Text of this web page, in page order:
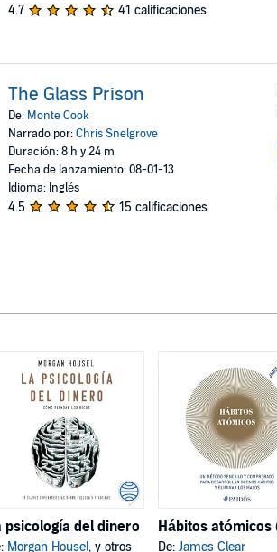
4.7 41 calificaciones
The Glass Prison
De: Monte Cook
Narrado por:Chris Snelgrove
Duración: 8 h y 24 m
Fecha de lanzamiento: 08-01-13
Idioma: Inglés
4.5 15 calificaciones
psicología del dinero
Morgan Housel, y otros De: James Clear